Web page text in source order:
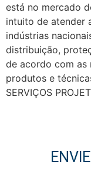
está no mercado
intuito de atender
indústrias
distribuição,
de acordo com as
produtos e
SERVIÇOS